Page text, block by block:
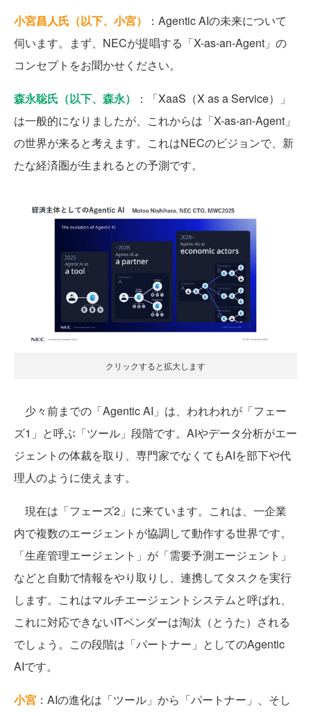
小宮昌人氏（以下、小宮）
：Agentic AIの未来について
伺います。まず、NECが提唱する「X-as-an-Agent」の
コンセプトをお聞かせください。
森永聡氏（以下、森永）
：「XaaS（X as a Service）」
は一般的になりましたが、これからは「X-as-an-Agent」
の世界が来ると考えます。これはNECのビジョンで、新
たな経済圏が生まれるとの予測です。
クリックすると拡大します
少々前までの「Agentic AI」は、われわれが「フェー
ズ1」と呼ぶ「ツール」段階です。AIやデータ分析がエー
ジェントの体裁を取り、専門家でなくてもAIを部下や代
理人のように使えます。
現在は「フェーズ2」に来ています。これは、一企業
内で複数のエージェントが協調して動作する世界です。
「生産管理エージェント」が「需要予測エージェント」
などと自動で情報をやり取りし、連携してタスクを実行
します。これはマルチエージェントシステムと呼ばれ、
これに対応できないITベンダーは淘汰（とうた）される
でしょう。この段階は「パートナー」としてのAgentic
AIです。
小宮 ：AIの進化は「ツール」から「パートナー」、そし